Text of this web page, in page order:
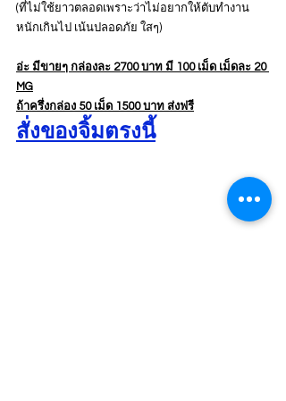
(ที่ไม่ใช้ยาวตลอดเพราะว่าไม่อยากให้ตับทำงาน
หนักเกินไป เน้นปลอดภัย ใสๆ)
อ่ะ มีขายๆ กล่องละ 2700 บาท มี 100 เม็ด เม็ดละ 20
MG
ถ้าครึ่งกล่อง 50 เม็ด 1500 บาท ส่งฟรี
สั่งของจิ้มตรงนี้